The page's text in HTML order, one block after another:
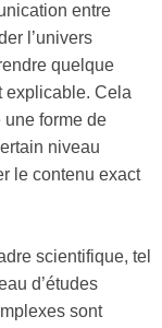
entre
l’univers
quelque
explicable. Cela
une forme de
niveau
le contenu exact
scientifique, tel
d’études
sont